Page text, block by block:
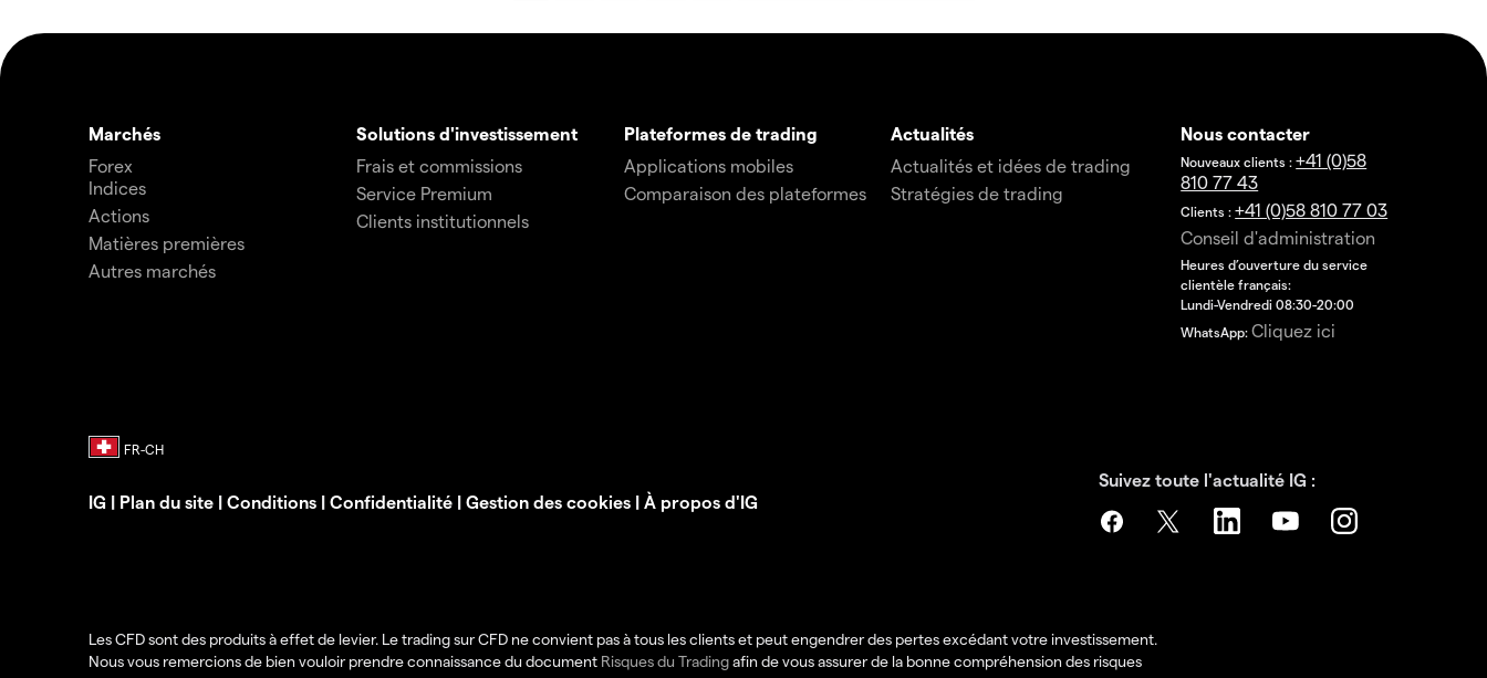
Marchés
Forex
Indices
Actions
Matières premières
Autres marchés
Solutions d'investissement
Frais et commissions
Service Premium
Clients institutionnels
Plateformes de trading
Applications mobiles
Comparaison des plateformes
Actualités
Actualités et idées de trading
Stratégies de trading
Nous contacter
Nouveaux clients :+41 (0)58
810 77 43
Clients :+41 (0)58 810 77 03
Conseil d'administration
Heures d’ouverture du service
clientèle français:
Lundi-Vendredi 08:30-20:00
WhatsApp:Cliquez ici
IG | Plan du site | Conditions | Confidentialité | Gestion des cookies | À propos d'IG
Suivez toute l'actualité IG :
Les CFD sont des produits à effet de levier. Le trading sur CFD ne convient pas à tous les clients et peut engendrer des pertes excédant votre investissement.
Nous vous remercions de bien vouloir prendre connaissance du document Risques du Tradingafin de vous assurer de la bonne compréhension des risques